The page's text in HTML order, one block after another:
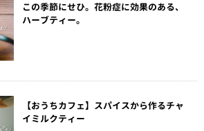
この季節にせひ。花粉症に効果のある、
ハーブティー。
【おうちカフェ】スパイスから作るチャ
イミルクティー